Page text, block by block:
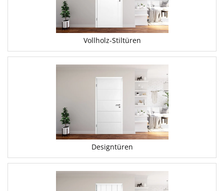
Vollholz-Stiltüren
Designtüren